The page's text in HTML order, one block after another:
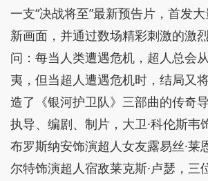
一支“决战将至”最新预告片，首发
新画面，并通过数场精彩刺激的激
问：每当人类遭遇危机，超人总会
夷，但当超人遭遇危机时，结局又
造了《银河护卫队》三部曲的传奇
执导、编剧、制片，大卫·科伦斯韦
布罗斯纳安饰演超人女友露易丝·莱
尔特饰演超人宿敌莱克斯·卢瑟，三